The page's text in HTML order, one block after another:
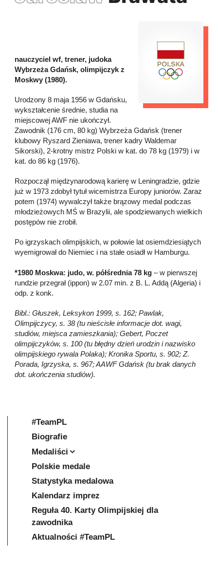
nauczyciel wf, trener, judoka
Wybrzeża Gdańsk, olimpijczyk z
Moskwy (1980).
Urodzony 8 maja 1956 w Gdańsku,
wykształcenie średnie, studia na
miejscowej AWF nie ukończył.
Zawodnik (176 cm, 80 kg) Wybrzeża Gdańsk (trener
klubowy Ryszard Zieniawa, trener kadry Waldemar
Sikorski), 2-krotny mistrz Polski w kat. do 78 kg (1979) i w
kat. do 86 kg (1976).
Rozpoczął międzynarodową karierę w Leningradzie, gdzie
już w 1973 zdobył tytuł wicemistrza Europy juniorów. Zaraz
potem (1974) wywalczył także brązowy medal podczas
młodzieżowych MŚ w Brazylii, ale spodziewanych wielkich
postępów nie zrobił.
Po igrzyskach olimpijskich, w połowie lat osiemdziesiątych
wyemigrował do Niemiec i na stałe osiadł w Hamburgu.
*1980 Moskwa: judo, w. półśrednia 78 kg – w pierwszej
rundzie przegrał (ippon) w 2.07 min. z B. L. Addą (Algeria) i
odp. z konk.
Bibl.: Głuszek, Leksykon 1999, s. 162; Pawlak,
Olimpijczycy, s. 38 (tu nieścisłe informacje dot. wagi,
studiów, miejsca zamieszkania); Gebert, Poczet
olimpijczyków, s. 100 (tu błędny dzień urodzin i nazwisko
olimpijskiego rywala Polaka); Kronika Sportu, s. 902; Z.
Porada, Igrzyska, s. 967; AAWF Gdańsk (tu brak danych
dot. ukończenia studiów).
#TeamPL
Biografie
Medaliści
Polskie medale
Statystyka medalowa
Kalendarz imprez
Reguła 40. Karty Olimpijskiej dla
zawodnika
Aktualności #TeamPL